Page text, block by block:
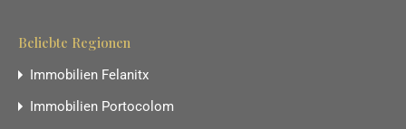
Beliebte Regionen
Immobilien Felanitx
Immobilien Portocolom